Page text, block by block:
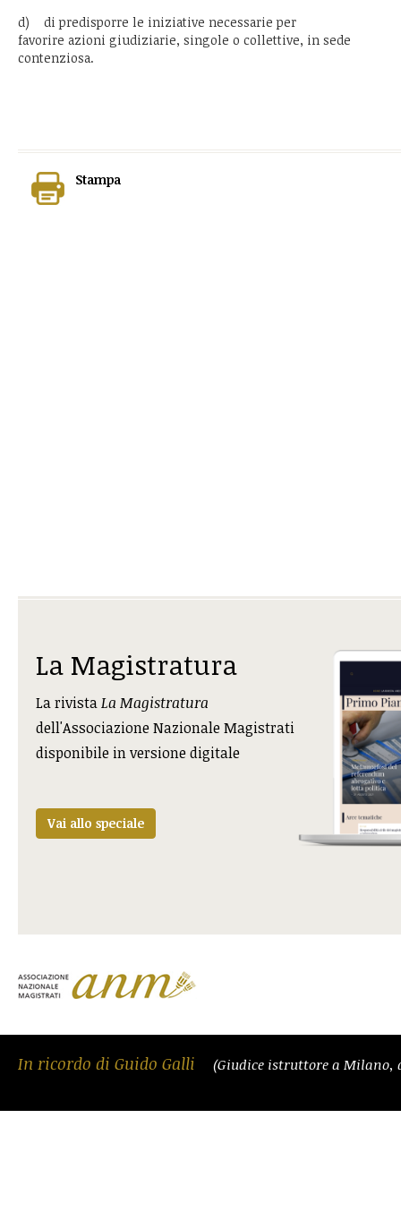
d) di predisporre le iniziative necessarie per
favorire azioni giudiziarie, singole o collettive, in sede
contenziosa.
Stampa
La Magistratura
La rivistaLa Magistratura
dell'Associazione Nazionale Magistrati
disponibile in versione digitale
Vai allo speciale
In ricordo di Guido Galli (Giudice istruttore a Milano,